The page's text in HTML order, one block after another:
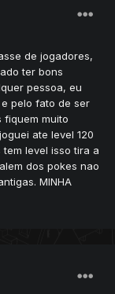
de jogadores,
ter bons
pessoa, eu
e pelo fato de ser
fiquem muito
ate level 120
level isso tira a
dos pokes nao
MINHA